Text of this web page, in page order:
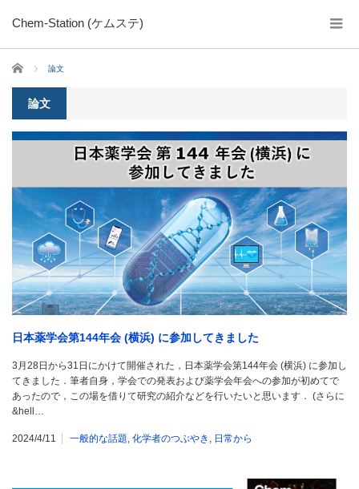
Chem-Station (ケムステ)
ホーム 論文
論文
日本薬学会第144年会 (横浜) に参加してきました
3月28日から31日にかけて開催された，日本薬学会第144年会 (横浜) に参加し
てきました．筆者自身，学会での発表および薬学会年会への参加が初めてで
あったので，この場を借りて研究の紹介などを行いたいと思います． (さらに
&hell…
2024/4/11 一般的な話題, 化学者のつぶやき , 日常から